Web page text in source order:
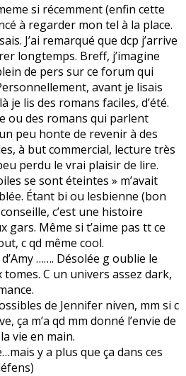
si récemment (enfin cette
à regarder mon tel à la place.
J’ai remarqué que dcp j’arrive
longtemps. Breff, j’imagine
de pers sur ce forum qui
avant je lisais
je lis des romans faciles, d’été.
ou des romans qui parlent
un peu honte de revenir à des
à but commercial, lecture très
perdu le vrai plaisir de lire.
se sont éteintes » m’avait
Étant bi ou lesbienne (bon
c’est une histoire
gars. Même si t’aime pas tt ce
c qd même cool.
……. Désolée g oublie le
tomes. C un univers assez dark,
de Jennifer niven, mm si c
ça m’a qd mm donné l’envie de
vie en main.
y a plus que ça dans ces